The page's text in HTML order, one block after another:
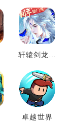
轩辕剑龙舞
卓越世界